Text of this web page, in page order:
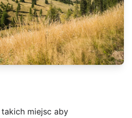
miejsc aby